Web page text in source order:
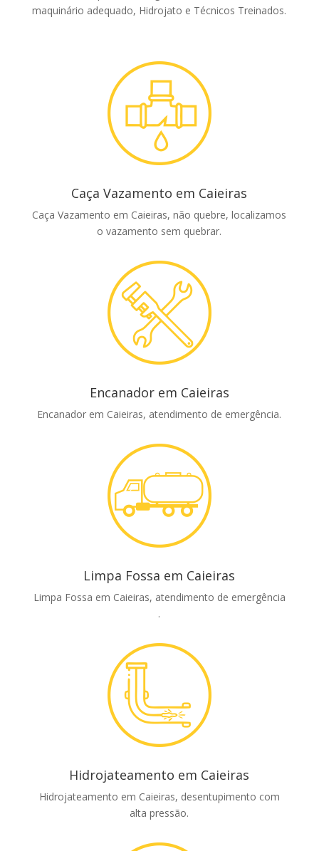
maquinário adequado, Hidrojato e Técnicos Treinados.
Caça Vazamento em Caieiras
Caça Vazamento em Caieiras, não quebre, localizamos
o vazamento sem quebrar.
Encanador em Caieiras
Encanador em Caieiras, atendimento de emergência.
Limpa Fossa em Caieiras
Limpa Fossa em Caieiras, atendimento de emergência
.
Hidrojateamento em Caieiras
Hidrojateamento em Caieiras, desentupimento com
alta pressão.